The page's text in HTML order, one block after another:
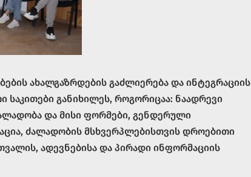
ახალგაზრდების გაძლიერება და ინტეგრაციის
საკითები განიხილეს, როგორიცაა: ნაადრევი
და მისი ფორმები, გენდერული
ძალადობის მსხვერპლებისთვის დროებითი
ადევნებისა და პირადი ინფორმაციის